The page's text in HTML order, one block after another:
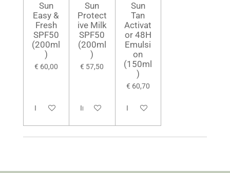
Sun
Easy &
Fresh
SPF50
(200ml
)
€ 60,00
In winkelwagen
Sun
Protect
ive Milk
SPF50
(200ml
)
€ 57,50
In winkelwagen
Sun
Tan
Activat
or 48H
Emulsi
on
(150ml
)
€ 60,70
In winkelwagen